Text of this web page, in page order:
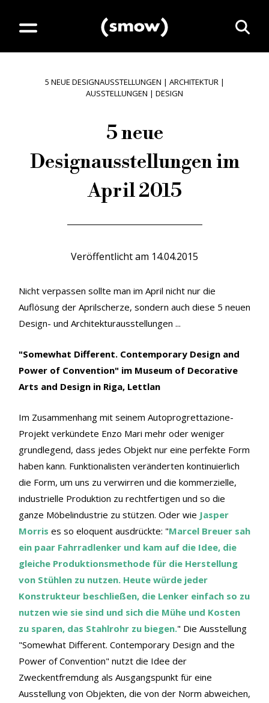
5 NEUE DESIGNAUSSTELLUNGEN | ARCHITEKTUR|
AUSSTELLUNGEN | DESIGN
5 neue
Designausstellungen im
April 2015
Veröffentlicht am 14.04.2015
Nicht verpassen sollte man im April nicht nur die
Auflösung der Aprilscherze, sondern auch diese 5 neuen
Design- und Architekturausstellungen ...
"Somewhat Different. Contemporary Design and
Power of Convention" im Museum of Decorative
Arts and Design in Riga, Lettlan
Im Zusammenhang mit seinem Autoprogrettazione-
Projekt verkündete Enzo Mari mehr oder weniger
grundlegend, dass jedes Objekt nur eine perfekte Form
haben kann. Funktionalisten veränderten kontinuierlich
die Form, um uns zu verwirren und die kommerzielle,
industrielle Produktion zu rechtfertigen und so die
ganze Möbelindustrie zu stützen. Oder wie Jasper
Morris es so eloquent ausdrückte: "Marcel Breuer sah
ein paar Fahrradlenker und kam auf die Idee, die
gleiche Produktionsmethode für die Herstellung
von Stühlen zu nutzen. Heute würde jeder
Konstrukteur beschließen, die Lenker einfach so zu
nutzen wie sie sind und sich die Mühe und Kosten
zu sparen, das Stahlrohr zu biegen." Die Ausstellung
"Somewhat Different. Contemporary Design and the
Power of Convention" nutzt die Idee der
Zweckentfremdung als Ausgangspunkt für eine
Ausstellung von Objekten, die von der Norm abweichen,